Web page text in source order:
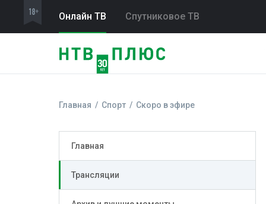
Онлайн ТВ Спутниковое ТВ
Главная Спорт Скоро в эфире
Главная
Трансляции